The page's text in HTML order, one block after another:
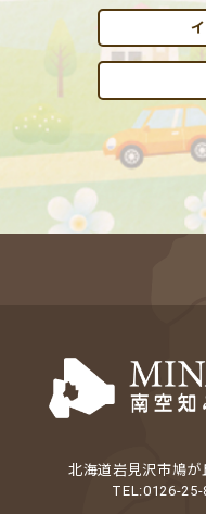
北海道岩見沢市鳩が
TEL:0126-